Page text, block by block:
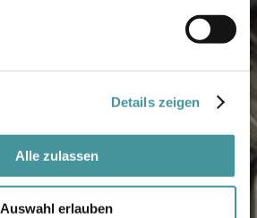
Details zeigen
Alle zulassen
Auswahl erlauben